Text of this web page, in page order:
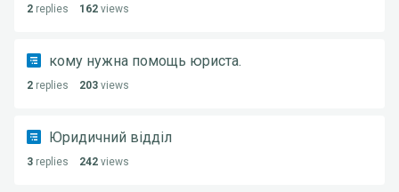
2 replies 162 views
кому нужна помощь юриста.
2 replies 203 views
Юридичний відділ
3 replies 242 views